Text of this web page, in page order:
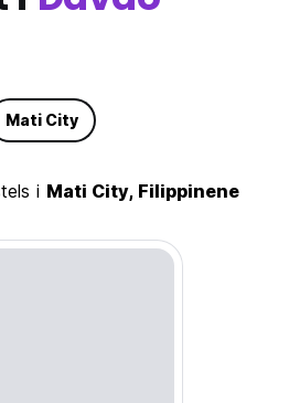
Mati City
i Mati City, Filippinene